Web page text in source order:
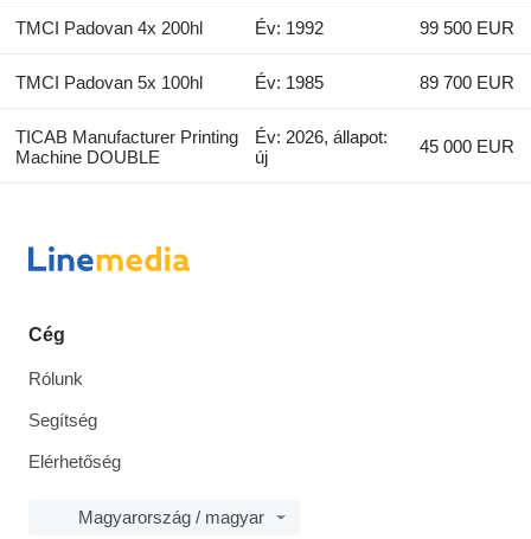
TMCI Padovan 4x 200hl Év: 1992 99 500 EUR
TMCI Padovan 5x 100hl Év: 1985 89 700 EUR
TICAB Manufacturer Printing
Machine DOUBLE
Év: 2026, állapot:
új
45 000 EUR
Cég
Rólunk
Segítség
Elérhetőség
Magyarország / magyar